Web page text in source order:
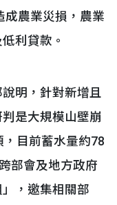
成農業災損，農業
利貸款。
明，針對新增且
是大規模山壁崩
目前蓄水量約78
部會及地方政府
」，邀集相關部